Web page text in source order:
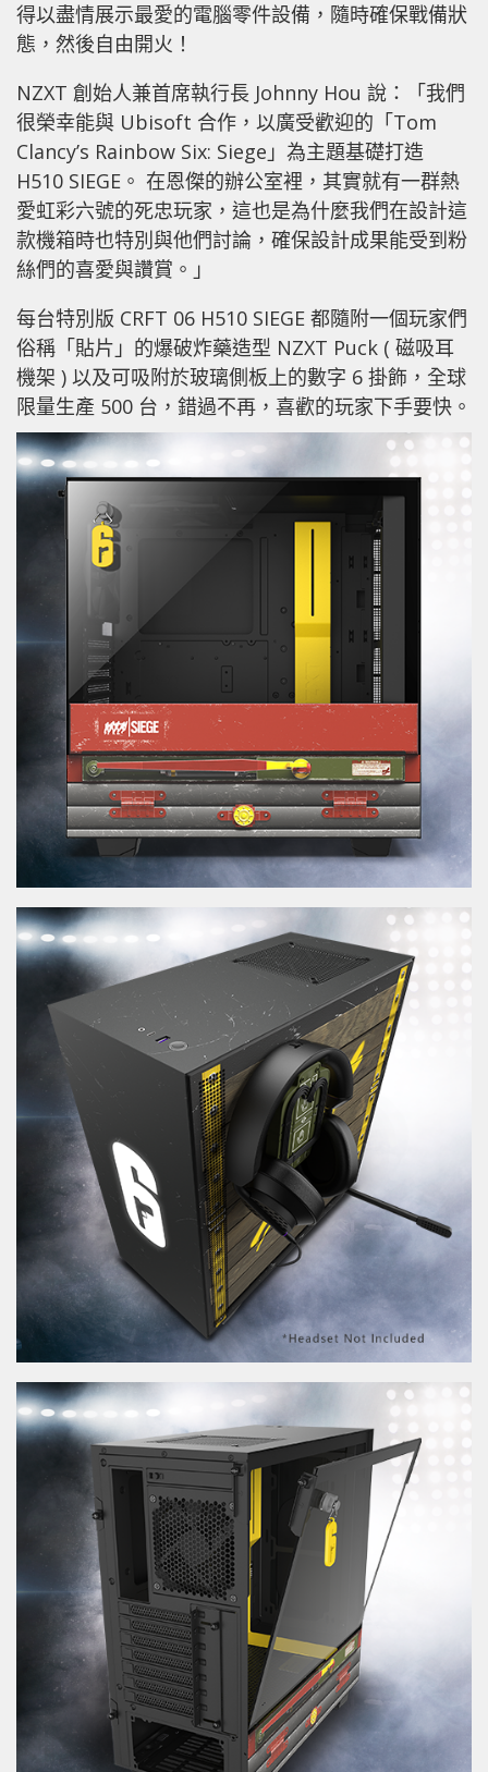
得以盡情展示最愛的電腦零件設備，隨時確保戰備狀
態，然後自由開火！
NZXT 創始人兼首席執行長 Johnny Hou 說：「我們
很榮幸能與 Ubisoft 合作，以廣受歡迎的「Tom
Clancy’s Rainbow Six: Siege」為主題基礎打造
H510 SIEGE。 在恩傑的辦公室裡，其實就有一群熱
愛虹彩六號的死忠玩家，這也是為什麼我們在設計這
款機箱時也特別與他們討論，確保設計成果能受到粉
絲們的喜愛與讚賞。」
每台特別版 CRFT 06 H510 SIEGE 都隨附一個玩家們
俗稱「貼片」的爆破炸藥造型 NZXT Puck ( 磁吸耳
機架 ) 以及可吸附於玻璃側板上的數字 6 掛飾，全球
限量生產 500 台，錯過不再，喜歡的玩家下手要快。